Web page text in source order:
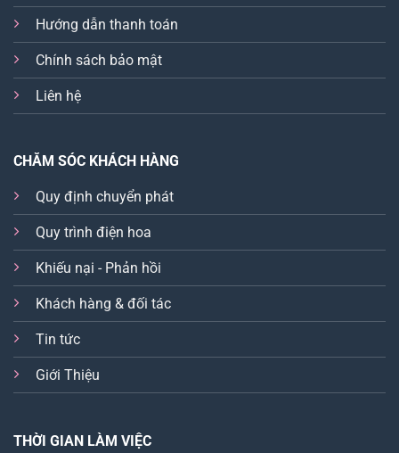
Hướng dẫn thanh toán
Chính sách bảo mật
Liên hệ
CHĂM SÓC KHÁCH HÀNG
Quy định chuyển phát
Quy trình điện hoa
Khiếu nại - Phản hồi
Khách hàng & đối tác
Tin tức
Giới Thiệu
THỜI GIAN LÀM VIỆC